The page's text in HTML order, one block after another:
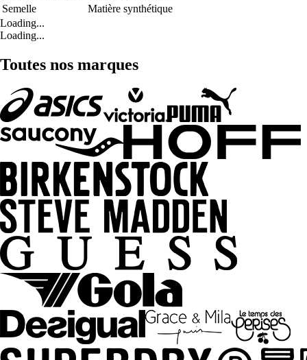
Semelle
Matière synthétique
Loading...
Loading...
Toutes nos marques